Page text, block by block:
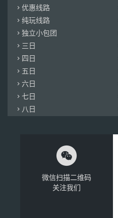
 优惠线路
 纯玩线路
 独立小包团
 三日
 四日
 五日
 六日
 七日
 八日

微信扫描二维码
关注我们